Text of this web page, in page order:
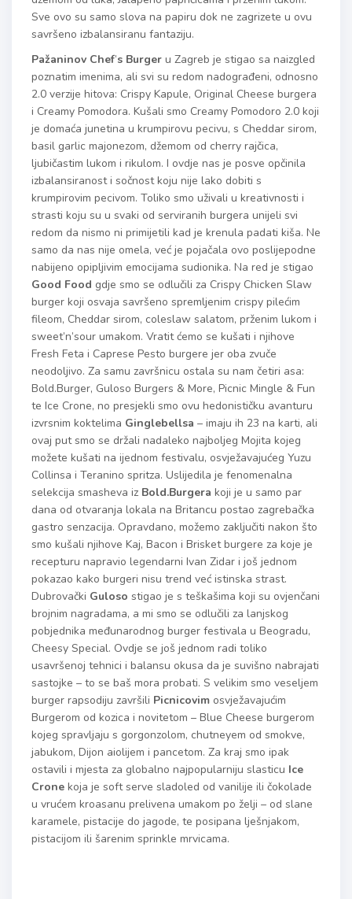
Sve ovo su samo slova na papiru dok ne zagrizete u ovu
savršeno izbalansiranu fantaziju.
Pažaninov Chef’s Burger u Zagreb je stigao sa naizgled
poznatim imenima, ali svi su redom nadograđeni, odnosno
2.0 verzije hitova: Crispy Kapule, Original Cheese burgera
i Creamy Pomodora. Kušali smo Creamy Pomodoro 2.0 koji
je domaća junetina u krumpirovu pecivu, s Cheddar sirom,
basil garlic majonezom, džemom od cherry rajčica,
ljubičastim lukom i rikulom. I ovdje nas je posve opčinila
izbalansiranost i sočnost koju nije lako dobiti s
krumpirovim pecivom. Toliko smo uživali u kreativnosti i
strasti koju su u svaki od serviranih burgera unijeli svi
redom da nismo ni primijetili kad je krenula padati kiša. Ne
samo da nas nije omela, već je pojačala ovo poslijepodne
nabijeno opipljivim emocijama sudionika. Na red je stigao
Good Food gdje smo se odlučili za Crispy Chicken Slaw
burger koji osvaja savršeno spremljenim crispy pilećim
fileom, Cheddar sirom, coleslaw salatom, prženim lukom i
sweet’n’sour umakom. Vratit ćemo se kušati i njihove
Fresh Feta i Caprese Pesto burgere jer oba zvuče
neodoljivo. Za samu završnicu ostala su nam četiri asa:
Bold.Burger, Guloso Burgers & More, Picnic Mingle & Fun
te Ice Crone, no presjekli smo ovu hedonističku avanturu
izvrsnim koktelima Ginglebellsa – imaju ih 23 na karti, ali
ovaj put smo se držali nadaleko najboljeg Mojita kojeg
možete kušati na ijednom festivalu, osvježavajućeg Yuzu
Collinsa i Teranino spritza. Uslijedila je fenomenalna
selekcija smasheva iz Bold.Burgera koji je u samo par
dana od otvaranja lokala na Britancu postao zagrebačka
gastro senzacija. Opravdano, možemo zaključiti nakon što
smo kušali njihove Kaj, Bacon i Brisket burgere za koje je
recepturu napravio legendarni Ivan Zidar i još jednom
pokazao kako burgeri nisu trend već istinska strast.
Dubrovački Guloso stigao je s teškašima koji su ovjenčani
brojnim nagradama, a mi smo se odlučili za lanjskog
pobjednika međunarodnog burger festivala u Beogradu,
Cheesy Special. Ovdje se još jednom radi toliko
usavršenoj tehnici i balansu okusa da je suvišno nabrajati
sastojke – to se baš mora probati. S velikim smo veseljem
burger rapsodiju završili Picnicovim osvježavajućim
Burgerom od kozica i novitetom – Blue Cheese burgerom
kojeg spravljaju s gorgonzolom, chutneyem od smokve,
jabukom, Dijon aiolijem i pancetom. Za kraj smo ipak
ostavili i mjesta za globalno najpopularniju slasticu Ice
Crone koja je soft serve sladoled od vanilije ili čokolade
u vrućem kroasanu prelivena umakom po želji – od slane
karamele, pistacije do jagode, te posipana lješnjakom,
pistacijom ili šarenim sprinkle mrvicama.